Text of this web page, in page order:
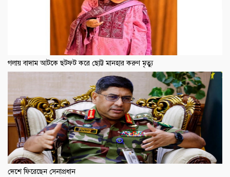
গলায় বাদাম আটকে ছটফট করে ছোট্ট মানহার করুণ মৃত্যু
দেশে ফিরেছেন সেনাপ্রধান